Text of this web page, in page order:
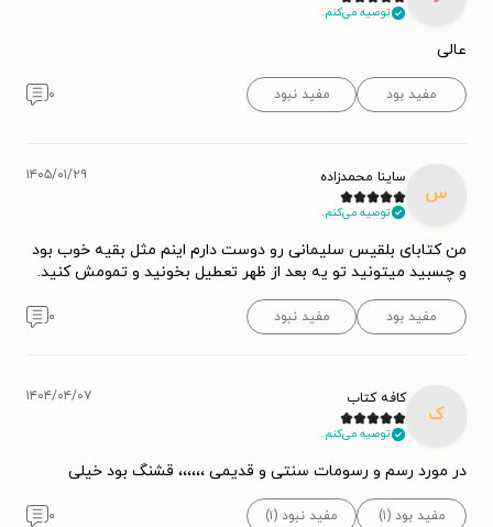
توصیه می‌کنم.
عالی
مفید بود مفید نبود ۰
س
ساینا محمدزاده
توصیه می‌کنم.
۱۴۰۵/۰۱/۲۹
من کتابای بلقیس سلیمانی رو دوست دارم اینم مثل بقیه خوب بود
و چسبید میتونید تو یه بعد از ظهر تعطیل بخونید و تمومش کنید.
مفید بود مفید نبود ۰
ک
کافه کتاب
توصیه می‌کنم.
۱۴۰۴/۰۴/۰۷
در مورد رسم و رسومات سنتی و قدیمی ،،،،،، قشنگ بود خیلی
مفید بود (۱) مفید نبود (۱) ۰